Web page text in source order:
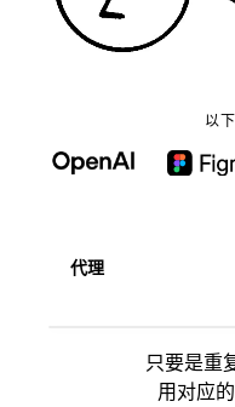
以
代理
只要是重
用对应